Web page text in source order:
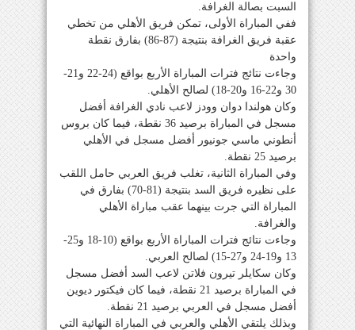
السبت بصالة الغرافة.
ففي المباراة الأولى، تمكن فريق الأهلي من تخطي
عقبة فريق الغرافة بنتيجة (87-86) بفارق نقطة
واحدة
وجاءت نتائج فترات المباراة الأربع بواقع (24-22 و21-
30 و22-16 و20-18) لصالح الأهلي.
وكان هولندا دوان وودز لاعب نادي الغرافة أفضل
مسجل في المباراة برصيد 36 نقطة، فيما كان بروس
أنطوني ماسي جونيور أفضل مسجل في الأهلي
برصيد 25 نقطة.
وفي المباراة الثانية، تغلب فريق العربي حامل اللقب
على نظيره فريق السد بنتيجة (81-70) بفارق في
المباراة التي جرت بينهما عقب مباراة الأهلي
والغرافة.
وجاءت نتائج فترات المباراة الأربع بواقع (10-18 و25-
13 و19-24 و27-15) لصالح العربي.
وكان سكايلر تيرون فلاتن لاعب السد أفضل مسجل
في المباراة برصيد 21 نقطة، فيما كان فيكتور ديوين
أفضل مسجل في العربي برصيد 21 نقطة.
وبذلك يلتقي الأهلي والعربي في المباراة النهائية التي